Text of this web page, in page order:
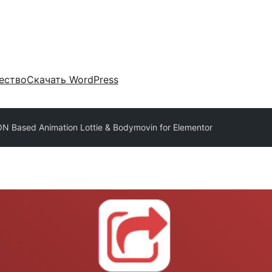
Скачать WordPress
Based Animation Lottie & Bodymovin for Elementor